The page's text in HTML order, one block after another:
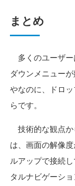
まとめ
多くのユーザ
ダウンメニュー
やなのに、ドロ
らです。
技術的な観点か
は、画面の解像
ルアップで接続
タルナビゲーシ